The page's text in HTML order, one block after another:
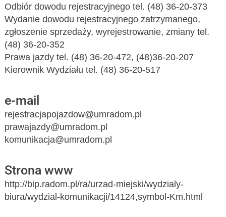
Odbiór dowodu rejestracyjnego tel. (48) 36-20-373
Wydanie dowodu rejestracyjnego zatrzymanego,
zgłoszenie sprzedaży, wyrejestrowanie, zmiany tel.
(48) 36-20-352
Prawa jazdy tel. (48) 36-20-472, (48)36-20-207
Kierownik Wydziału tel. (48) 36-20-517
e-mail
rejestracjapojazdow@umradom.pl
prawajazdy@umradom.pl
komunikacja@umradom.pl
Strona www
http://bip.radom.pl/ra/urzad-miejski/wydzialy-
biura/wydzial-komunikacji/14124,symbol-Km.html